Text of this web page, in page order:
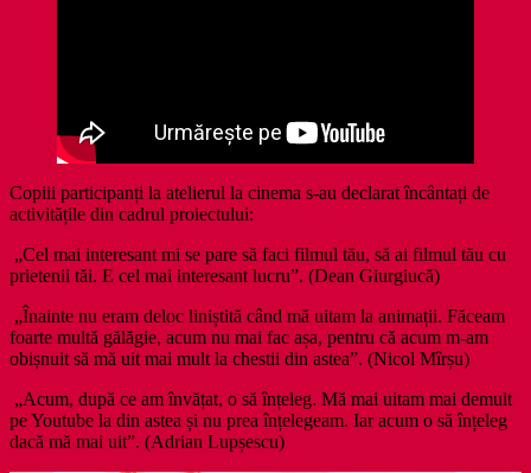
Copiii participanți la atelierul la cinema s-au declarat încântați de
activitățile din cadrul proiectului:
„Cel mai interesant mi se pare să faci filmul tău, să ai filmul tău cu
prietenii tăi. E cel mai interesant lucru”. (Dean Giurgiucă)
„Înainte nu eram deloc liniștită când mă uitam la animații. Făceam
foarte multă gălăgie, acum nu mai fac așa, pentru că acum m-am
obișnuit să mă uit mai mult la chestii din astea”. (Nicol Mîrșu)
„Acum, după ce am învățat, o să înțeleg. Mă mai uitam mai demult
pe Youtube la din astea și nu prea înțelegeam. Iar acum o să înțeleg
dacă mă mai uit”. (Adrian Lupșescu)